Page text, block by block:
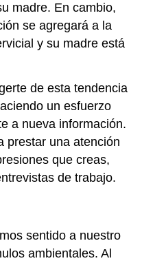
madre. En cambio,
se agregará a la
y su madre está
de esta tendencia
un esfuerzo
a nueva información.
prestar una atención
que creas,
de trabajo.
sentido a nuestro
ambientales. Al